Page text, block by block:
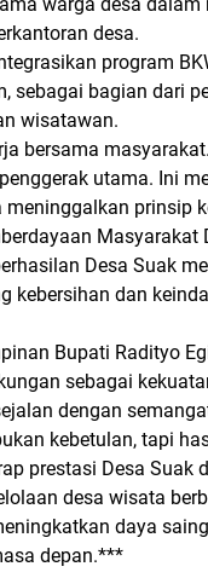
desa.
program
sebagai bagian dari
wisatawan.
bersama
utama. Ini
prinsip
Masyarakat
Desa Suak
kebersihan dan
Bupati Radityo
sebagai
dengan
kebetulan, tapi
prestasi Desa Suak
desa wisata
daya
depan.***